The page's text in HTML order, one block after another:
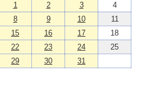
1
2 3
4
8 9 10
11
15 16 17
18
22 23 24
25
29 30 31